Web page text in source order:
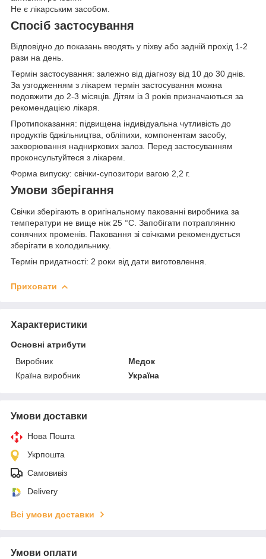
Не є лікарським засобом.
Спосіб застосування
Відповідно до показань вводять у піхву або задній прохід 1-2
рази на день.
Термін застосування: залежно від діагнозу від 10 до 30 днів.
За узгодженням з лікарем термін застосування можна
подовжити до 2-3 місяців. Дітям із 3 років призначаються за
рекомендацією лікаря.
Протипоказання: підвищена індивідуальна чутливість до
продуктів бджільництва, обліпихи, компонентам засобу,
захворювання надниркових залоз. Перед застосуванням
проконсультуйтеся з лікарем.
Форма випуску: свічки-супозитори вагою 2,2 г.
Умови зберігання
Свічки зберігають в оригінальному пакованні виробника за
температури не вище ніж 25 °C. Запобігати потраплянню
сонячних променів. Паковання зі свічками рекомендується
зберігати в холодильнику.
Термін придатності: 2 роки від дати виготовлення.
Приховати
Характеристики
Основні атрибути
Виробник
Медок
Країна виробник
Україна
Умови доставки
Нова Пошта
Укрпошта
Самовивіз
Delivery
Всі умови доставки
Умови оплати